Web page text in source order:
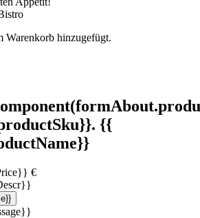
Warenkorb hinzugefügt.
{{
€